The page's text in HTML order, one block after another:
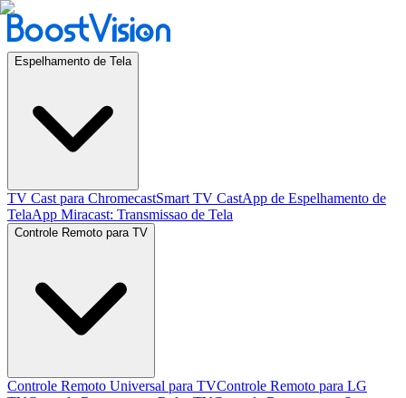
Espelhamento de Tela
TV Cast para ChromecastSmart TV CastApp de Espelhamento de
TelaApp Miracast: Transmissao de Tela
Controle Remoto para TV
Controle Remoto Universal para TVControle Remoto para LG